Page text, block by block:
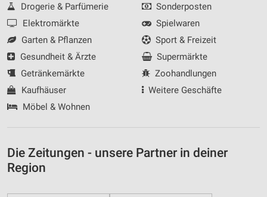
Drogerie & Parfümerie
Elektromärkte
Garten & Pflanzen
Gesundheit & Ärzte
Getränkemärkte
Kaufhäuser
Möbel & Wohnen
Sonderposten
Spielwaren
Sport & Freizeit
Supermärkte
Zoohandlungen
Weitere Geschäfte
Die Zeitungen - unsere Partner in deiner
Region